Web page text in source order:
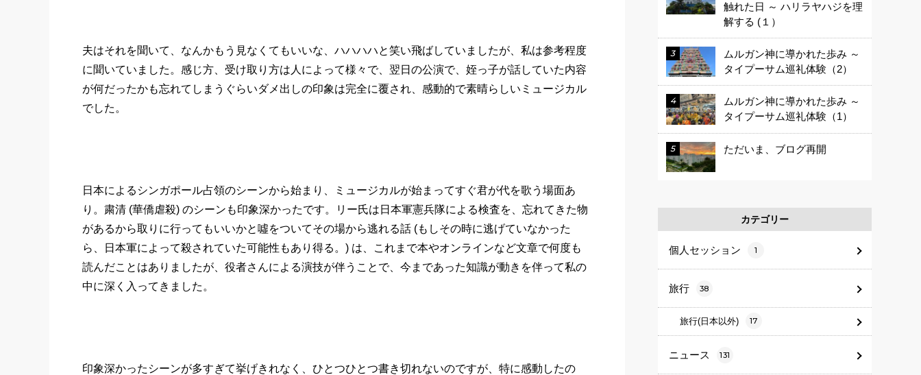
夫はそれを聞いて、なんかもう見なくてもいいな、ハハハハと笑い飛ばしていましたが、私は参考程度
に聞いていました。感じ方、受け取り方は人によって様々で、翌日の公演で、姪っ子が話していた内容
が何だったかも忘れてしまうぐらいダメ出しの印象は完全に覆され、感動的で素晴らしいミュージカル
でした。
日本によるシンガポール占領のシーンから始まり、ミュージカルが始まってすぐ君が代を歌う場面あ
り。粛清 (華僑虐殺) のシーンも印象深かったです。リー氏は日本軍憲兵隊による検査を、忘れてきた物
があるから取りに行ってもいいかと噓をついてその場から逃れる話 (もしその時に逃げていなかった
ら、日本軍によって殺されていた可能性もあり得る。) は、これまで本やオンラインなど文章で何度も
読んだことはありましたが、役者さんによる演技が伴うことで、今まであった知識が動きを伴って私の
中に深く入ってきました。
印象深かったシーンが多すぎて挙げきれなく、ひとつひとつ書き切れないのですが、特に感動したの
触れた日 ～ ハリラヤハジを理
解する (１）
ムルガン神に導かれた歩み ～
タイプーサム巡礼体験（2）
ムルガン神に導かれた歩み ～
タイプーサム巡礼体験（1）
ただいま、ブログ再開
カテゴリー
個人セッション 1
旅行 38
旅行(日本以外) 17
ニュース 131